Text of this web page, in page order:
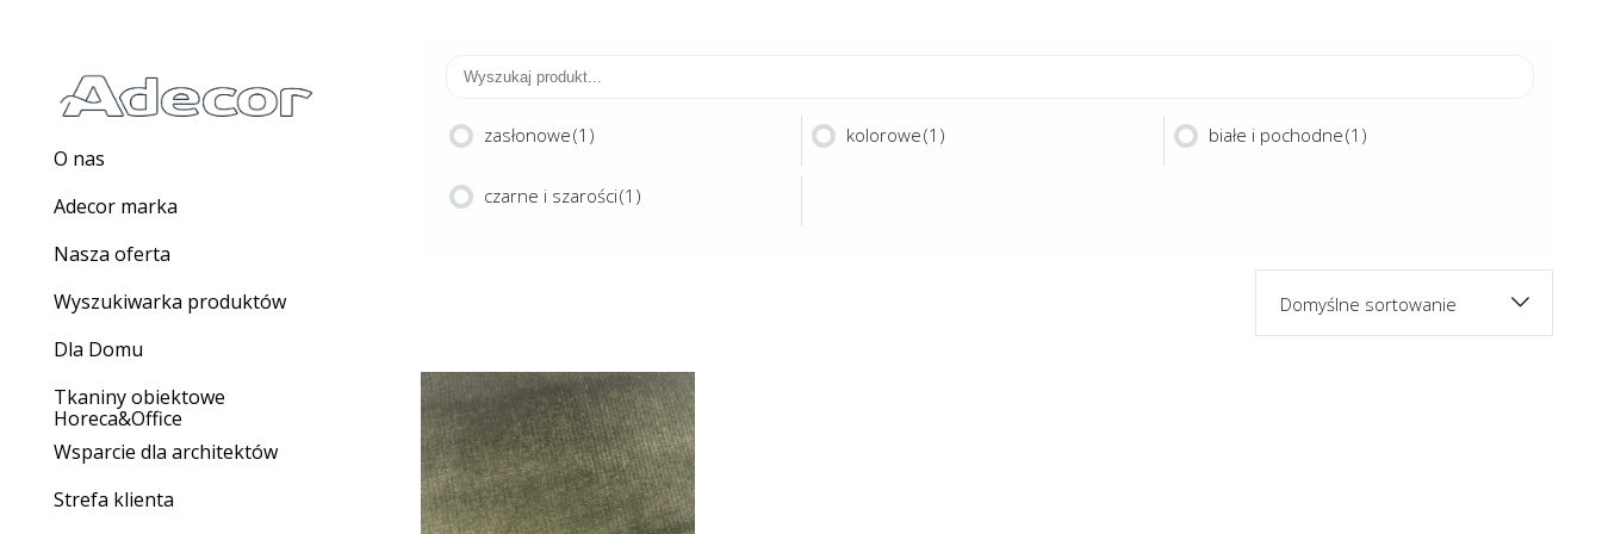
O nas
Adecor marka
Nasza oferta
Wyszukiwarka produktów
Dla Domu
Tkaniny obiektowe
Horeca&Office
Wsparcie dla architektów
Strefa klienta
zasłonowe(1) kolorowe(1) białe i pochodne(1)
czarne i szarości(1)
Domyślne sortowanie
SPECTRUM
Ten
produkt
ma
wiele
wariantów.
Opcje